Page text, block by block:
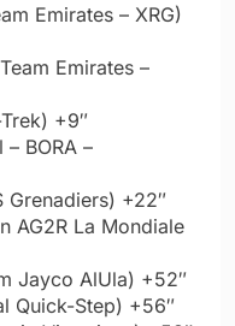
Emirates – XRG)
Emirates –
+9″
BORA –
Grenadiers) +22″
AG2R La Mondiale
Jayco AlUla) +52″
Quick-Step) +56″